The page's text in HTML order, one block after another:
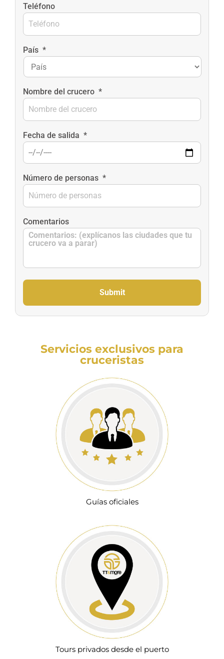
Teléfono
País *
Nombre del crucero *
Fecha de salida *
Número de personas *
Comentarios
Servicios exclusivos para
cruceristas
Guías oficiales
Tours privados desde el puerto